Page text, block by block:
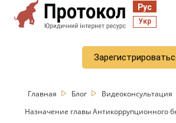
Рус
Укр
Главная Блог Видеоконсультация
Назначение главы Антикоррупционного